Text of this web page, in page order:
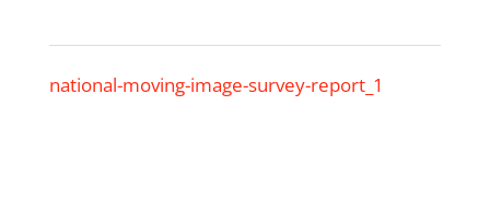
national-moving-image-survey-report_1